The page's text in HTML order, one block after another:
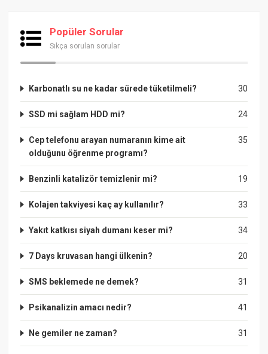
Popüler Sorular
Sıkça sorulan sorular
30
Karbonatlı su ne kadar sürede tüketilmeli?
24
SSD mi sağlam HDD mi?
35
Cep telefonu arayan numaranın kime ait
olduğunu öğrenme programı?
19
Benzinli katalizör temizlenir mi?
33
Kolajen takviyesi kaç ay kullanılır?
34
Yakıt katkısı siyah dumanı keser mi?
20
7 Days kruvasan hangi ülkenin?
31
SMS beklemede ne demek?
41
Psikanalizin amacı nedir?
31
Ne gemiler ne zaman?